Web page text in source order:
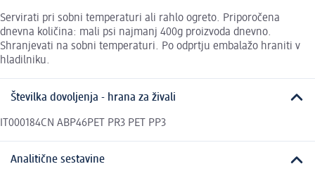
Servirati pri sobni temperaturi ali rahlo ogreto. Priporočena
dnevna količina: mali psi najmanj 400g proizvoda dnevno.
Shranjevati na sobni temperaturi. Po odprtju embalažo hraniti v
hladilniku.
Številka dovoljenja - hrana za živali
IT000184CN ABP46PET PR3 PET PP3
Analitične sestavine